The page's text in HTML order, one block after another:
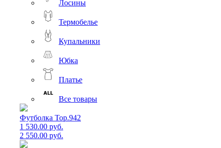
Лосины
Термобелье
Купальники
Юбка
Платье
Все товары
Футболка Top.942
1 530.00 руб.
2 550.00 руб.